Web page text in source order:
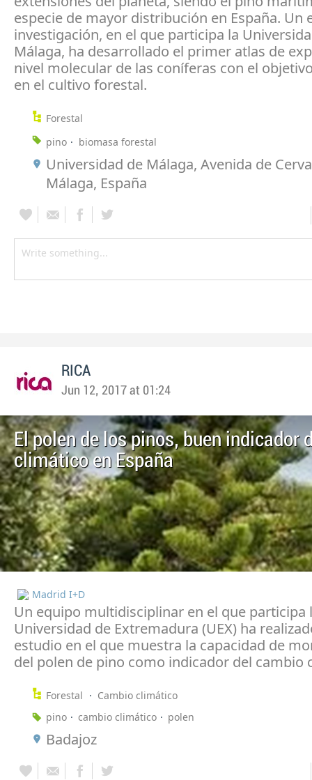
especie de mayor distribución en España. Un
investigación, en el que participa la
Málaga, ha desarrollado el primer atlas de
nivel molecular de las coníferas con el
en el cultivo forestal.
Forestal
pino
biomasa forestal
Universidad de Málaga, Avenida de
Málaga, España
RICA
Jun 12, 2017 at 01:24
El polen de los pinos, buen indicador
climático en España
Madrid I+D
Un equipo multidisciplinar en el que participa
Universidad de Extremadura (UEX) ha
estudio en el que muestra la capacidad de
del polen de pino como indicador del cambio
Forestal
Cambio climático
pino
cambio climático polen
Badajoz